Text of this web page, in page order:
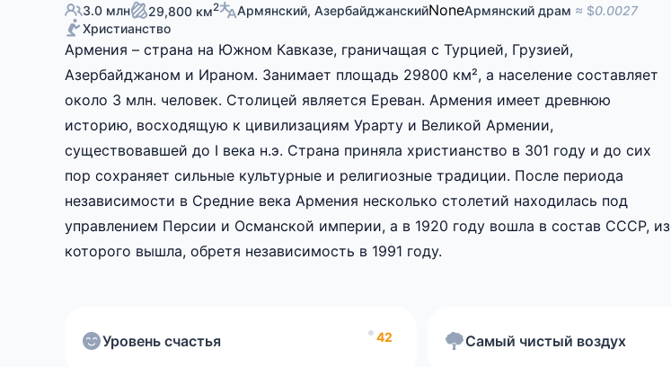
3.0 млн 29,800 км2 Армянский, АзербайджанскийNoneАрмянский драм ≈ $0.0027
Христианство
Армения – страна на Южном Кавказе, граничащая с Турцией, Грузией,
Азербайджаном и Ираном. Занимает площадь 29800 км², а население составляет
около 3 млн. человек. Столицей является Ереван. Армения имеет древнюю
историю, восходящую к цивилизациям Урарту и Великой Армении,
существовавшей до I века н.э. Страна приняла христианство в 301 году и до сих
пор сохраняет сильные культурные и религиозные традиции. После периода
независимости в Средние века Армения несколько столетий находилась под
управлением Персии и Османской империи, а в 1920 году вошла в состав СССР, из
которого вышла, обретя независимость в 1991 году.
Уровень счастья 42 Самый чистый воздух
Чистота воздуха
Индекс социального прогресса